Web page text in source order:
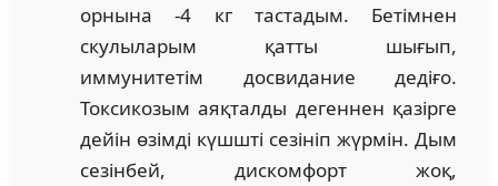
орнына -4 кг тастадым. Бетімнен
скулыларым қатты шығып,
иммунитетім досвидание дедіғо.
Токсикозым аяқталды дегеннен қазірге
дейін өзімді күшшті сезініп жүрмін. Дым
сезінбей, дискомфорт жоқ,